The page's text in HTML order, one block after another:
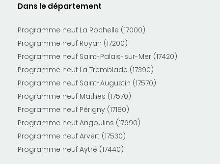
Dans le département
Programme neuf La Rochelle (17000)
Programme neuf Royan (17200)
Programme neuf Saint-Palais-sur-Mer (17420)
Programme neuf La Tremblade (17390)
Programme neuf Saint-Augustin (17570)
Programme neuf Mathes (17570)
Programme neuf Périgny (17180)
Programme neuf Angoulins (17690)
Programme neuf Arvert (17530)
Programme neuf Aytré (17440)